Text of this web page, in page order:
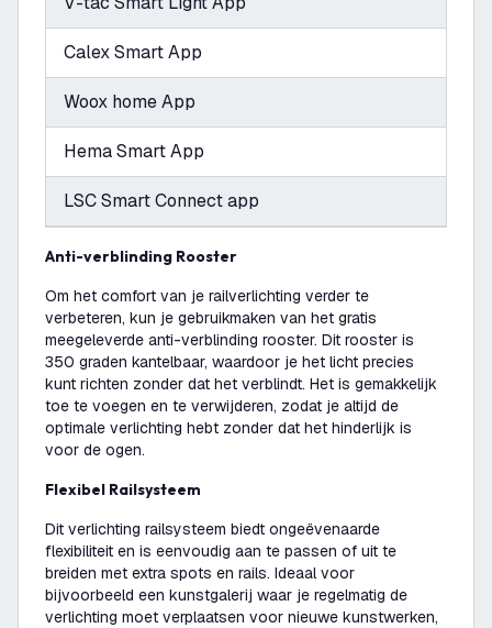
Calex Smart App
Woox home App
Hema Smart App
LSC Smart Connect app
Anti-verblinding Rooster
Om het comfort van je railverlichting verder te
verbeteren, kun je gebruikmaken van het gratis
meegeleverde anti-verblinding rooster. Dit rooster is
350 graden kantelbaar, waardoor je het licht precies
kunt richten zonder dat het verblindt. Het is gemakkelijk
toe te voegen en te verwijderen, zodat je altijd de
optimale verlichting hebt zonder dat het hinderlijk is
voor de ogen.
Flexibel Railsysteem
Dit verlichting railsysteem biedt ongeëvenaarde
flexibiliteit en is eenvoudig aan te passen of uit te
breiden met extra spots en rails. Ideaal voor
bijvoorbeeld een kunstgalerij waar je regelmatig de
verlichting moet verplaatsen voor nieuwe kunstwerken,